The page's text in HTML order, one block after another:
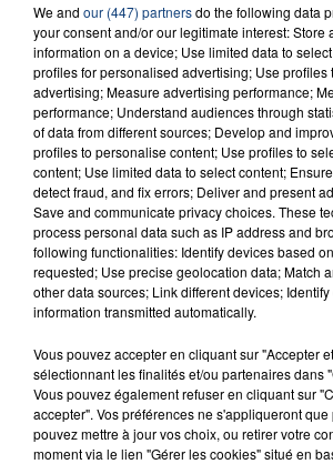
FIL D'ACTU
23 juillet 2026
INCENDIE MORTEL À LENS :
SON BÉBÉ ENTRE LA VIE ET LA...
Un homme s'est immolé par le feu
aspergé sa compagne et leur
d'un liquide inflammable.
We and our (447) partnersdo the following data
your consent and/or our legitimate interest: Store
information on a device; Use limited data to
profiles for personalised advertising; Use profiles
advertising; Measure advertising performance;
performance; Understand audiences through
of data from different sources; Develop and
profiles to personalise content; Use profiles to
content; Use limited data to select content;
detect fraud, and fix errors; Deliver and present
Save and communicate privacy choices. These
process personal data such as IP address and
following functionalities: Identify devices based
requested; Use precise geolocation data; Match
other data sources; Link different devices;
information transmitted automatically.
Vous pouvez accepter en cliquant sur "Accepter
sélectionnant les finalités et/ou partenaires dans
Vous pouvez également refuser en cliquant sur
accepter". Vos préférences ne s'appliqueront que
pouvez mettre à jour vos choix, ou retirer votre
moment via le lien "Gérer les cookies" situé en